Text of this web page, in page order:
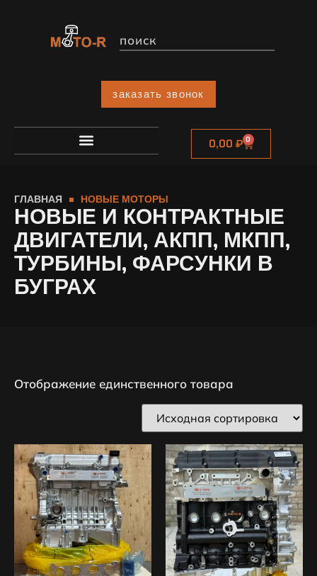
заказать звонок
0,00 ₽ 0
ГЛАВНАЯ НОВЫЕ МОТОРЫ
НОВЫЕ И КОНТРАКТНЫЕ
ДВИГАТЕЛИ, АКПП, МКПП,
ТУРБИНЫ, ФАРСУНКИ В
БУГРАХ
Отображение единственного товара